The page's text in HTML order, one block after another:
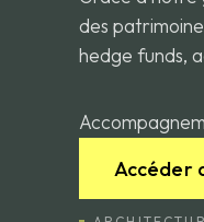
des
hedge funds,
Accéder